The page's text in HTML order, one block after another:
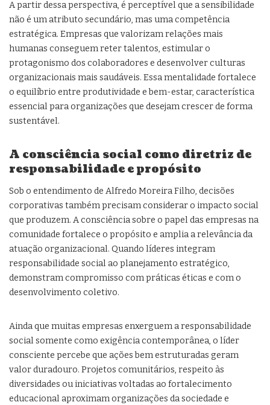
A partir dessa perspectiva, é perceptível que a sensibilidade
não é um atributo secundário, mas uma competência
estratégica. Empresas que valorizam relações mais
humanas conseguem reter talentos, estimular o
protagonismo dos colaboradores e desenvolver culturas
organizacionais mais saudáveis. Essa mentalidade fortalece
o equilíbrio entre produtividade e bem-estar, característica
essencial para organizações que desejam crescer de forma
sustentável.
A consciência social como diretriz de
responsabilidade e propósito
Sob o entendimento de Alfredo Moreira Filho, decisões
corporativas também precisam considerar o impacto social
que produzem. A consciência sobre o papel das empresas na
comunidade fortalece o propósito e amplia a relevância da
atuação organizacional. Quando líderes integram
responsabilidade social ao planejamento estratégico,
demonstram compromisso com práticas éticas e com o
desenvolvimento coletivo.
Ainda que muitas empresas enxerguem a responsabilidade
social somente como exigência contemporânea, o líder
consciente percebe que ações bem estruturadas geram
valor duradouro. Projetos comunitários, respeito às
diversidades ou iniciativas voltadas ao fortalecimento
educacional aproximam organizações da sociedade e